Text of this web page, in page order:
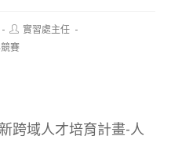
Post
author:
實習處主任
賽
跨域人才培育計畫-人